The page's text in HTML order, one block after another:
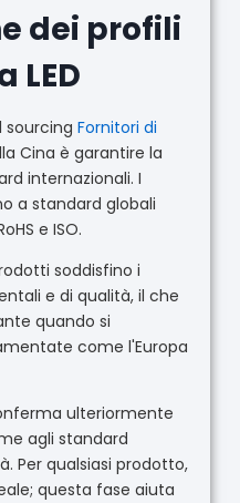
dei profili
LED
Fornitori di
Cina è garantire la
internazionali. I
a standard globali
e ISO.
soddisfino i
e di qualità, il che
quando si
come l'Europa
ulteriormente
agli standard
Per qualsiasi prodotto,
questa fase aiuta